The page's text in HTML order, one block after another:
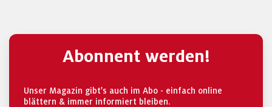
Abonnent werden!
Unser Magazin gibt's auch im Abo - einfach online
blättern & immer informiert bleiben.